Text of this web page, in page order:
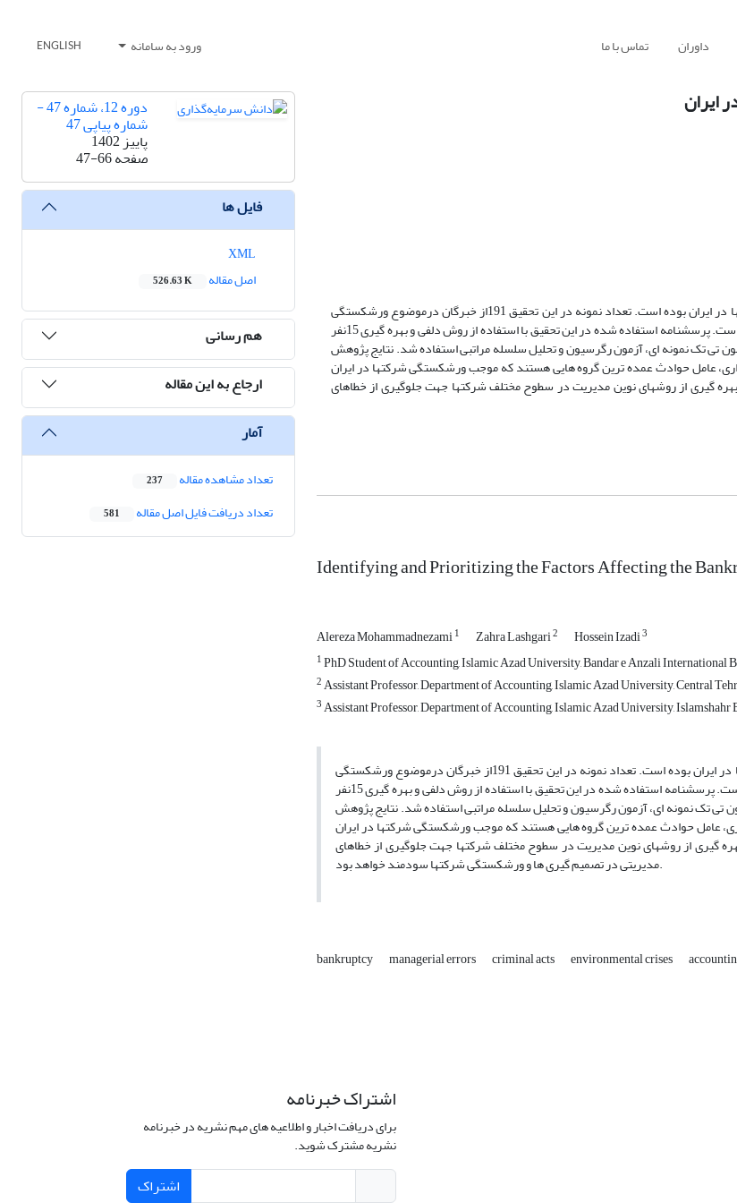
داوران تماس با ما ورود به سامانه ENGLISH
ایران
هدف از این پژوهش بررسی شناسایی واولویت بندی عوامل تاثیرگذار بر ورشکستگی شرکتها در ایران بوده است. تعداد نمونه در این تحقیق 191از خبرگان درموضوع ورشکستگی
میباشد و از روش نمونه گیری تصادفی برای انتخاب شرکت کنندگان در تحقیق استفاده شده است. پرسشنامه استفاده شده در این تحقیق با استفاده از روش دلفی و بهره گیری 15نفر
تک نمونه ای، آزمون رگرسیون و تحلیل سلسله مراتبی استفاده شد. نتایج پژوهش
عامل حوادث عمده ترین گروه هایی هستند که موجب ورشکستگی شرکتها در ایران
گیری از روشهای نوین مدیریت در سطوح مختلف شرکتها جهت جلوگیری از خطاهای
Identifying and Prioritizing the Factors Affecting the
Alereza Mohammadnezami1 Zahra Lashgari2 Hossein Izadi3
1PhD Student of Accounting, Islamic Azad University, Bandar e Anzali International
2Assistant Professor, Department of Accounting, Islamic Azad University, Central
3Assistant Professor, Department of Accounting, Islamic Azad University, Islamshahr
هدف از این پژوهش بررسی شناسایی واولویت بندی عوامل تاثیرگذار بر ورشکستگی شرکتها در ایران بوده است. تعداد نمونه در این تحقیق 191از خبرگان درموضوع ورشکستگی
میباشد و از روش نمونه گیری تصادفی برای انتخاب شرکت کنندگان در تحقیق استفاده شده است. پرسشنامه استفاده شده در این تحقیق با استفاده از روش دلفی و بهره گیری 15نفر
تک نمونه ای، آزمون رگرسیون و تحلیل سلسله مراتبی استفاده شد. نتایج پژوهش
عامل حوادث عمده ترین گروه هایی هستند که موجب ورشکستگی شرکتها در ایران
گیری از روشهای نوین مدیریت در سطوح مختلف شرکتها جهت جلوگیری از خطاهای
مدیریتی در تصمیم گیری ها و ورشکستگی شرکتها سودمند خواهد بود.
bankruptcy managerial errors criminal acts environmental crises
دوره 12، شماره 47 -
شماره پیاپی 47
پاییز 1402
صفحه47-66
فایل ها
اصل مقاله
526.63 K
هم رسانی
ارجاع به این مقاله
آمار
تعداد مشاهده مقاله 237
تعداد دریافت فایل اصل مقاله 581
اشتراک خبرنامه
برای دریافت اخبار و اطلاعیه های مهم نشریه در خبرنامه
نشریه مشترک شوید.
اشتراک